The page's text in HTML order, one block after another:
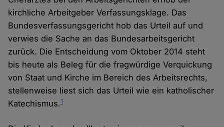
kirchliche Arbeitgeber Verfassungsklage. Das
Bundesverfassungsgericht hob das Urteil auf und
verwies die Sache an das Bundesarbeitsgericht
zurück. Die Entscheidung vom Oktober 2014 steht
bis heute als Beleg für die fragwürdige Verquickung
von Staat und Kirche im Bereich des Arbeitsrechts,
stellenweise liest sich das Urteil wie ein katholischer
Katechismus.1